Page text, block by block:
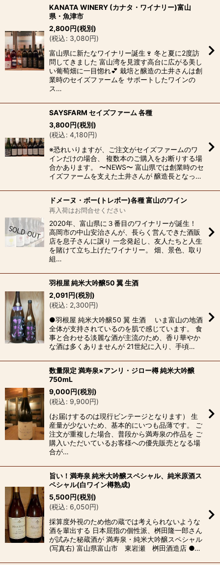
KANATA WINERY (カナタ・ワイナリー)富山
県・魚津市
2,800円(税別)
(税込: 3,080円)
富山県に新たなワイナリー誕生🍷 冬と夏に2度訪
問してきました 富山湾を見渡す高台に広がる美し
い葡萄畑に一目惚れ💕 栽培と醸造の土井さんは創
業時のセイズファームを サポートしたワインの
ス…
SAYSFARM セイズファーム 各種
3,800円(税別)
(税込: 4,180円)
※恐れいりますが、ご注文がセイズファームのワ
インだけの場合、 複数本のご購入をお断りする場
合かあります。 〜NEWS〜 富山県では創業時のセ
イズファームを支えた土井さんが 醸造長となっ…
ドメーヌ・ボー(トレボー)各種 富山のワイン
再入荷はお問合せください
2020年、富山県に３番目のワイナリーが誕生！
高岡市の中山安治さんが、長らく営んできた酒販
店を息子さんに譲り 一念発起し、友人たちと人生
を賭けて立ち上げたワイナリー。 畑、景色、取り
組…
羽根屋 純米大吟醸50 翼 生酒
2,091円(税別)
(税込: 2,300円)
●羽根屋 純米大吟醸50 翼 生酒 いま富山の地酒
全体が支持されているのを肌で感じています。 食
事と合わせる淡麗な酒が主流のため、香り華やか
な酒は多くありませんが 21世紀に入り、手頃…
数量限定 満寿泉×アンリ・ジロー樽 純米大吟醸
750mL
9,000円(税別)
(税込: 9,900円)
(お届けするのは現行ビンテージとなります） 生
産量が少ないため、基本的にいつも品薄です。 ご
注文が重複した場合、普段から満寿泉の作品を ご
購入いただいているお客様への優先販売となる場
合が…
旨い！満寿泉 純米大吟醸スペシャル、純米原酒ス
ペシャル(白ワイン樽熟成)
5,500円(税別)
(税込: 6,050円)
採算度外視のため他の蔵では考えられないような
酒を輩出する 日本屈指の個性派、桝田隆一郎さん
が試みた秘蔵酒が 満寿泉・純米大吟醸スペシャル
(写真右) 富山県富山市 東岩瀬 桝田酒造店 ●…